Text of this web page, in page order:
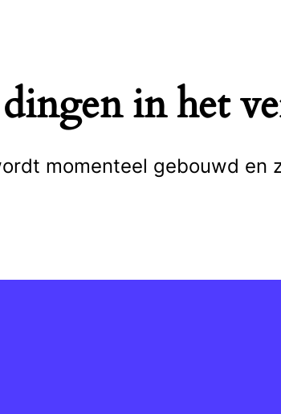
in het
momenteel gebouwd en